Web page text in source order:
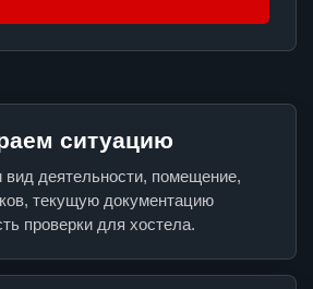
ситуацию
вид деятельности, помещение,
текущую документацию
проверки для хостела.